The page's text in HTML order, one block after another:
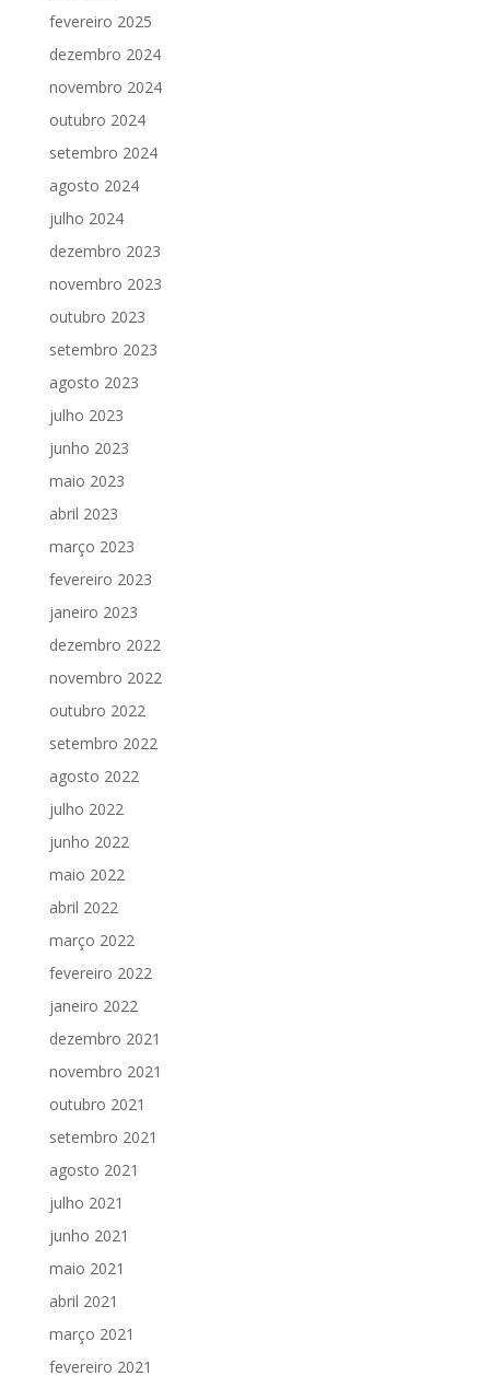
fevereiro 2025
dezembro 2024
novembro 2024
outubro 2024
setembro 2024
agosto 2024
julho 2024
dezembro 2023
novembro 2023
outubro 2023
setembro 2023
agosto 2023
julho 2023
junho 2023
maio 2023
abril 2023
março 2023
fevereiro 2023
janeiro 2023
dezembro 2022
novembro 2022
outubro 2022
setembro 2022
agosto 2022
julho 2022
junho 2022
maio 2022
abril 2022
março 2022
fevereiro 2022
janeiro 2022
dezembro 2021
novembro 2021
outubro 2021
setembro 2021
agosto 2021
julho 2021
junho 2021
maio 2021
abril 2021
março 2021
fevereiro 2021